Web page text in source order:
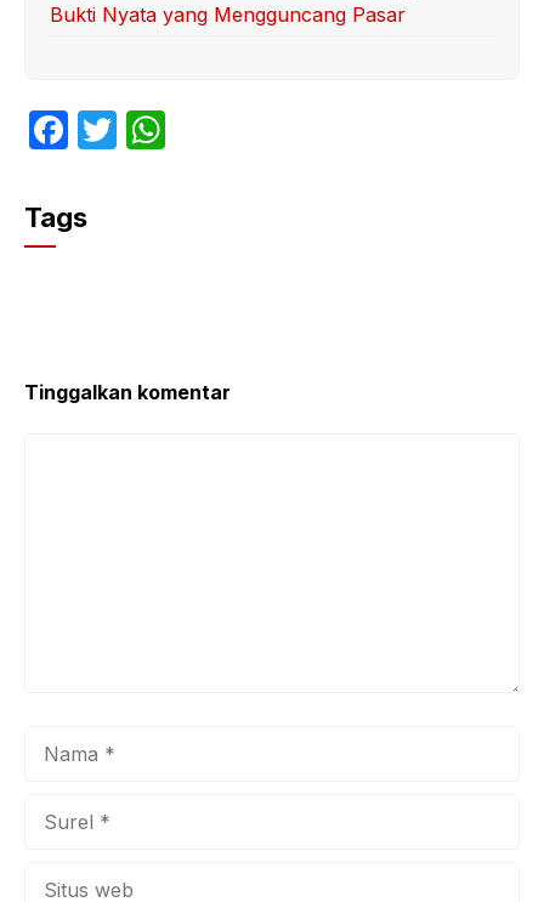
Bukti Nyata yang Mengguncang Pasar
F
c
e
k
T
Tags
Tinggalkan komentar